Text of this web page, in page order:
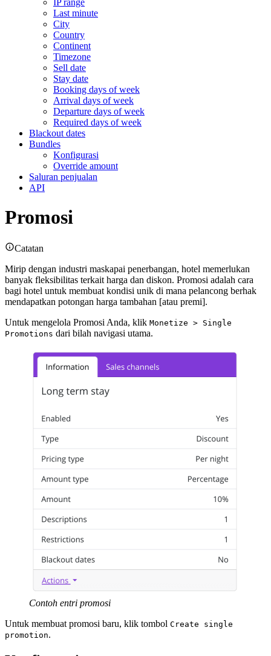
Last minute
City
Country
Continent
Timezone
Sell date
Stay date
Booking days of week
Arrival days of week
Departure days of week
Required days of week
Blackout dates
Bundles
Konfigurasi
Override amount
Saluran penjualan
API
Promosi
Catatan
Mirip dengan industri maskapai penerbangan, hotel memerlukan
banyak fleksibilitas terkait harga dan diskon. Promosi adalah cara
bagi hotel untuk membuat kondisi unik di mana pelancong berhak
mendapatkan potongan harga tambahan [atau premi].
Untuk mengelola Promosi Anda, klik Monetize > Single
Promotions dari bilah navigasi utama.
Contoh entri promosi
Untuk membuat promosi baru, klik tombol Create single
promotion.